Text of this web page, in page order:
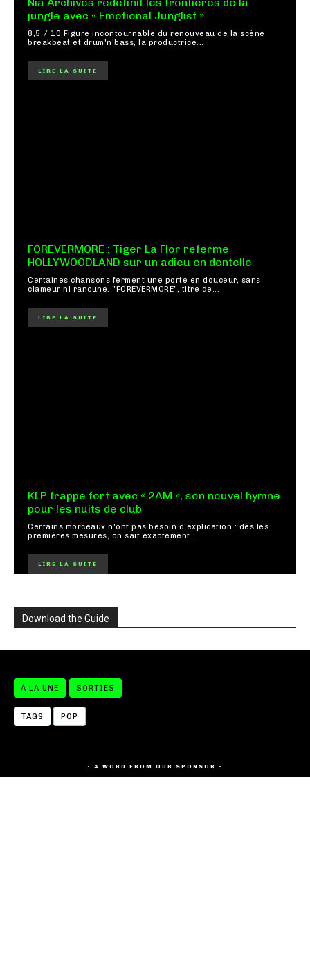
jungle avec « Emotional Junglist »
8,5 / 10 Figure incontournable du renouveau de la scène
breakbeat et drum'n'bass, la productrice...
LIRE LA SUITE
FOREVERMORE : Tiger La Flor referme
HOLLYWOODLAND sur un adieu en dentelle
Certaines chansons ferment une porte en douceur, sans
clameur ni rancune. "FOREVERMORE", titre de...
LIRE LA SUITE
KLP frappe fort avec « 2AM », son nouvel hymne
pour les nuits de club
Certains morceaux n'ont pas besoin d'explication : dès les
premières mesures, on sait exactement...
LIRE LA SUITE
Download the Guide
À LA UNE SORTIES
TAGS POP
- A WORD FROM OUR SPONSOR -